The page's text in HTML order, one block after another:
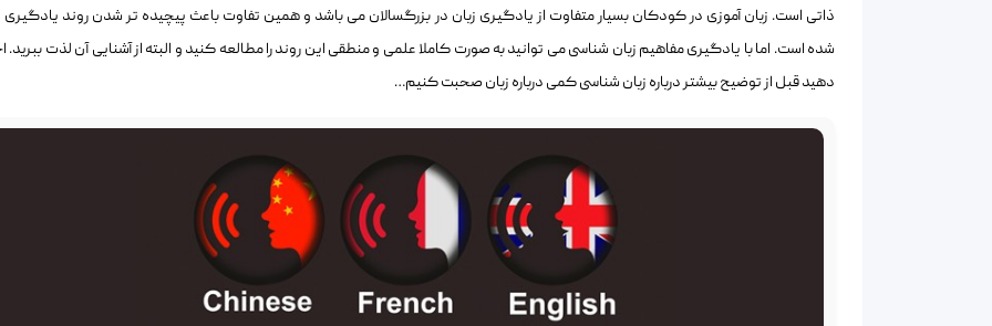
ذاتی است. زبان آموزی در کودکان بسیار متفاوت از یادگیری زبان در بزرگسالان می باشد و همین تفاوت باعث پیچیده تر شدن روند یادگیری
شده است. اما با یادگیری مفاهیم زبان شناسی می توانید به صورت کاملا علمی و منطقی این روند را مطالعه کنید و البته از آشنایی آن لذت ببرید.
دهید قبل از توضیح بیشتر درباره زبان شناسی کمی درباره زبان صحبت کنیم…